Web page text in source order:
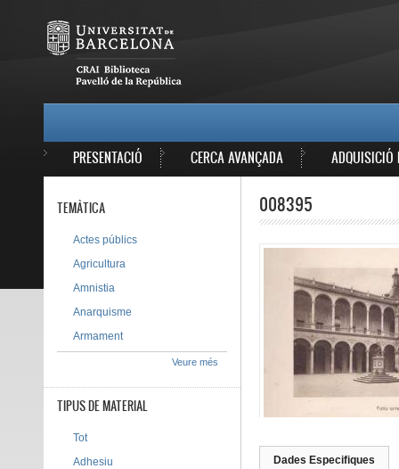
PRESENTACIÓ CERCA AVANÇADA ADQUISICIÓ
008395
Dades Especifiques
TEMÀTICA
Actes públics
Agricultura
Amnistia
Anarquisme
Armament
Veure més
TIPUS DE MATERIAL
Tot
Adhesiu